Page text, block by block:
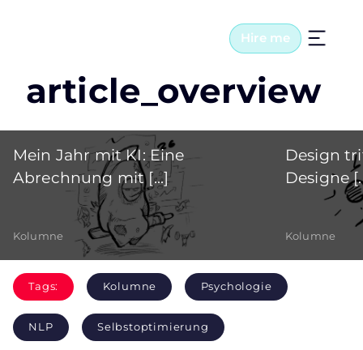
Hire me
article_overview
Mein Jahr mit KI: Eine
Abrechnung mit [...]
Kolumne
Design
Designe
Kolumne
Tags: Kolumne Psychologie
NLP Selbstoptimierung